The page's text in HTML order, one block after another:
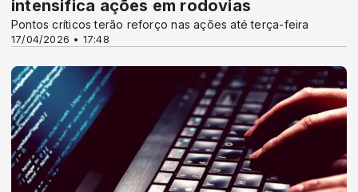
17/04/2026 • 17:48
intensifica ações em rodovias
Pontos críticos terão reforço nas ações até terça-feira